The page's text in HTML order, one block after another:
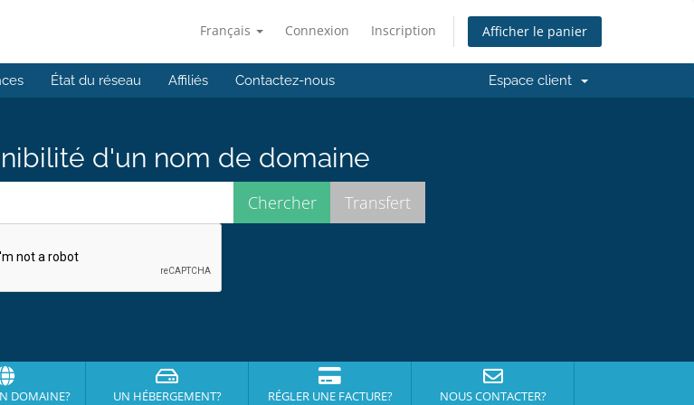
Français Connexion Inscription Afficher le panier
État du réseau Affiliés Contactez-nous Espace client
d'un nom de domaine
DOMAINE? UN HÉBERGEMENT? RÉGLER UNE FACTURE? NOUS CONTACTER?